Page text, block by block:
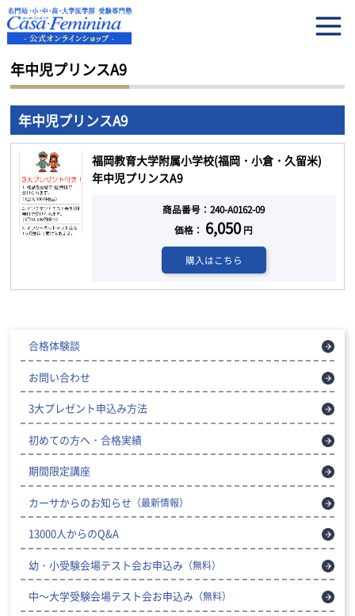
HOME 年中児プリンスA9
年中児プリンスA9
年中児プリンスA9
福岡教育大学附属小学校(福岡・小倉・久留米)
年中児プリンスA9
商品番号：240-A0162-09
価格： 6,050円
購入はこちら
合格体験談
お問い合わせ
3大プレゼント申込み方法
初めての方へ・合格実績
期間限定講座
カーサからのお知らせ （最新情報）
13000人からのQ&A
幼・小受験会場テスト会お申込み （無料）
中～大学受験会場テスト会お申込み （無料）